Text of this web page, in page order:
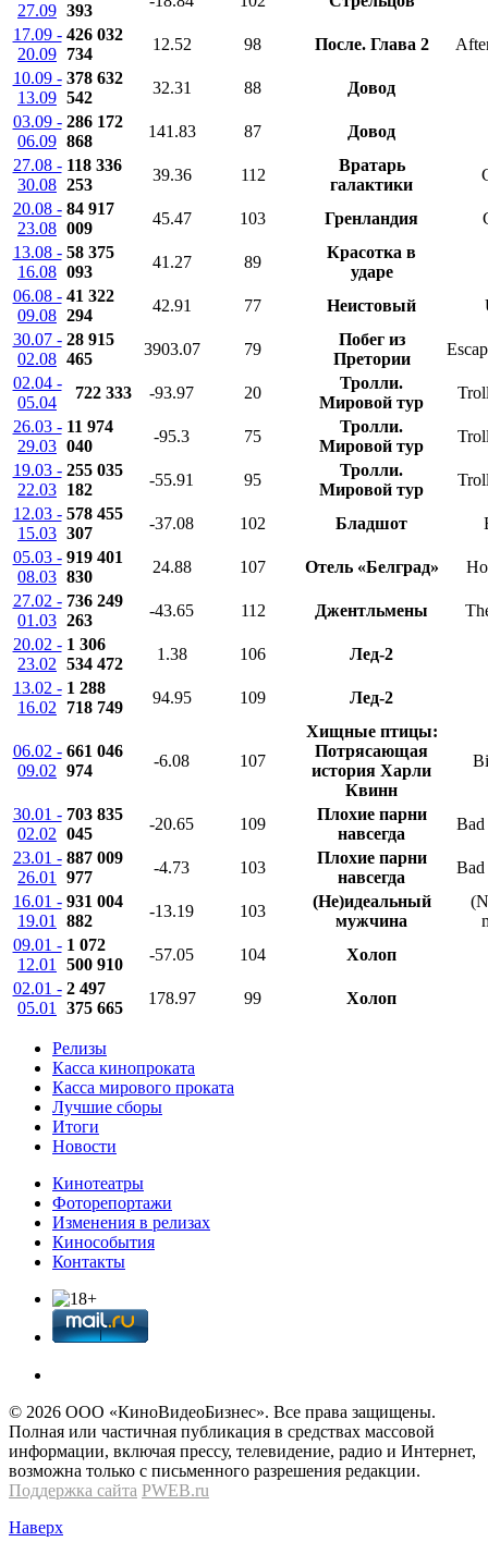
27.09 393
17.09 -
20.09
426 032
734
12.52 98 После. Глава 2
10.09 -
13.09
378 632
542
32.31 88
Довод
03.09 -
06.09
286 172
868
141.83 87
Довод
27.08 -
30.08
118 336
253
39.36 112
Вратарь
галактики
20.08 -
23.08
84 917
009
45.47 103 Гренландия
13.08 -
16.08
58 375
093
41.27 89
Красотка в
ударе
06.08 -
09.08
41 322
294
42.91 77 Неистовый
30.07 -
02.08
28 915
465
3903.07 79
Побег из
Претории
02.04 -
05.04
722 333 -93.97 20
Тролли.
Мировой тур
26.03 -
29.03
11 974
040
-95.3 75
Тролли.
Мировой тур
19.03 -
22.03
255 035
182
-55.91 95
Тролли.
Мировой тур
12.03 -
15.03
578 455
307
-37.08 102 Бладшот
05.03 -
08.03
919 401
830
24.88 107 Отель «Белград»
27.02 -
01.03
736 249
263
-43.65 112 Джентльмены
20.02 -
23.02
1 306
534 472
1.38 106
Лед-2
13.02 -
16.02
1 288
718 749
94.95 109 Лед-2
06.02 -
09.02
661 046
974
-6.08 107
Хищные птицы:
Потрясающая
история Харли
Квинн
30.01 -
02.02
703 835
045
-20.65 109
Плохие парни
навсегда
23.01 -
26.01
887 009
977
-4.73 103
Плохие парни
навсегда
16.01 -
19.01
931 004
882
-13.19 103
(Не)идеальный
мужчина
09.01 -
12.01
1 072
500 910
-57.05 104
Холоп
02.01 -
05.01
2 497
375 665
178.97 99 Холоп
Релизы
Касса кинопроката
Касса мирового проката
Лучшие сборы
Итоги
Новости
Кинотеатры
Фоторепортажи
Изменения в релизах
Кинособытия
Контакты
© 2026 OOО «КиноВидеоБизнес». Все права защищены.
Полная или частичная публикация в средствах массовой
информации, включая прессу, телевидение, радио и Интернет,
возможна только с письменного разрешения редакции.
Поддержка сайта PWEB.ru
Наверх